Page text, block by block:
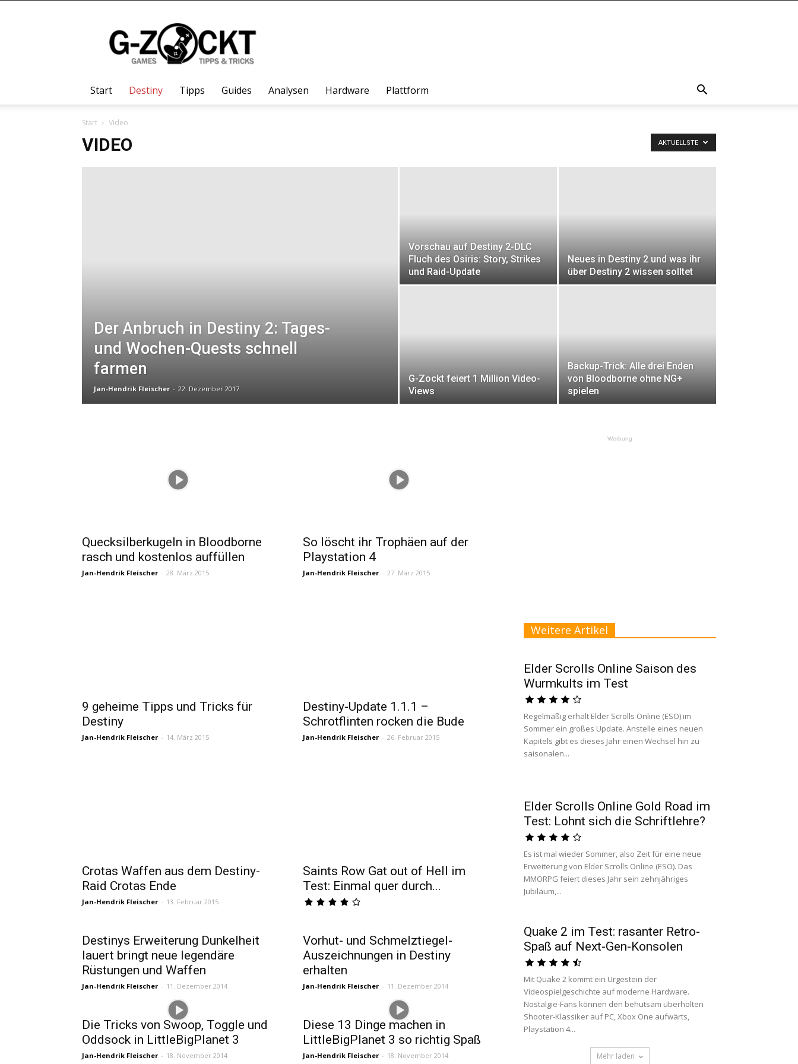
Zockt.DE
Start Destiny Tipps Guides Analysen Hardware Plattform
Start Video
VIDEO AKTUELLSTE
Der Anbruch in Destiny 2: Tages-
und Wochen-Quests schnell
farmen
Jan-Hendrik Fleischer - 22. Dezember 2017
Vorschau auf Destiny 2-DLC
Fluch des Osiris: Story, Strikes
und Raid-Update
Neues in Destiny 2 und was ihr
über Destiny 2 wissen solltet
G-Zockt feiert 1 Million Video-
Views
Backup-Trick: Alle drei Enden
von Bloodborne ohne NG+
spielen
Quecksilberkugeln in Bloodborne
rasch und kostenlos auffüllen
Jan-Hendrik Fleischer - 28. März 2015
So löscht ihr Trophäen auf der
Playstation 4
Jan-Hendrik Fleischer - 27. März 2015
9 geheime Tipps und Tricks für
Destiny
Jan-Hendrik Fleischer - 14. März 2015
Destiny-Update 1.1.1 –
Schrotflinten rocken die Bude
Jan-Hendrik Fleischer - 26. Februar 2015
Crotas Waffen aus dem Destiny-
Raid Crotas Ende
Jan-Hendrik Fleischer - 13. Februar 2015
Saints Row Gat out of Hell im
Test: Einmal quer durch...
Destinys Erweiterung Dunkelheit
lauert bringt neue legendäre
Rüstungen und Waffen
Jan-Hendrik Fleischer - 11. Dezember 2014
Vorhut- und Schmelztiegel-
Auszeichnungen in Destiny
erhalten
Jan-Hendrik Fleischer - 11. Dezember 2014
Die Tricks von Swoop, Toggle und
Oddsock in LittleBigPlanet 3
Jan-Hendrik Fleischer - 18. November 2014
Diese 13 Dinge machen in
LittleBigPlanet 3 so richtig Spaß
Jan-Hendrik Fleischer - 18. November 2014
Werbung
Weitere Artikel
Elder Scrolls Online Saison des
Wurmkults im Test
Regelmäßig erhält Elder Scrolls Online (ESO) im
Sommer ein großes Update. Anstelle eines neuen
Kapitels gibt es dieses Jahr einen Wechsel hin zu
saisonalen...
Elder Scrolls Online Gold Road im
Test: Lohnt sich die Schriftlehre?
Es ist mal wieder Sommer, also Zeit für eine neue
Erweiterung von Elder Scrolls Online (ESO). Das
MMORPG feiert dieses Jahr sein zehnjähriges
Jubiläum,...
Quake 2 im Test: rasanter Retro-
Spaß auf Next-Gen-Konsolen
Mit Quake 2 kommt ein Urgestein der
Videospielgeschichte auf moderne Hardware.
Nostalgie-Fans können den behutsam überholten
Shooter-Klassiker auf PC, Xbox One aufwärts,
Playstation 4...
Mehr laden